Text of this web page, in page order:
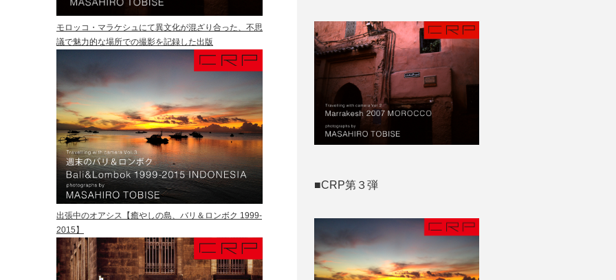
■CRP第３弾
モロッコ・マラケシュにて異文化が混ざり合った、不思
議で魅力的な場所での撮影を記録した出版
出張中のオアシス【癒やしの島、バリ＆ロンボク 1999-
2015】